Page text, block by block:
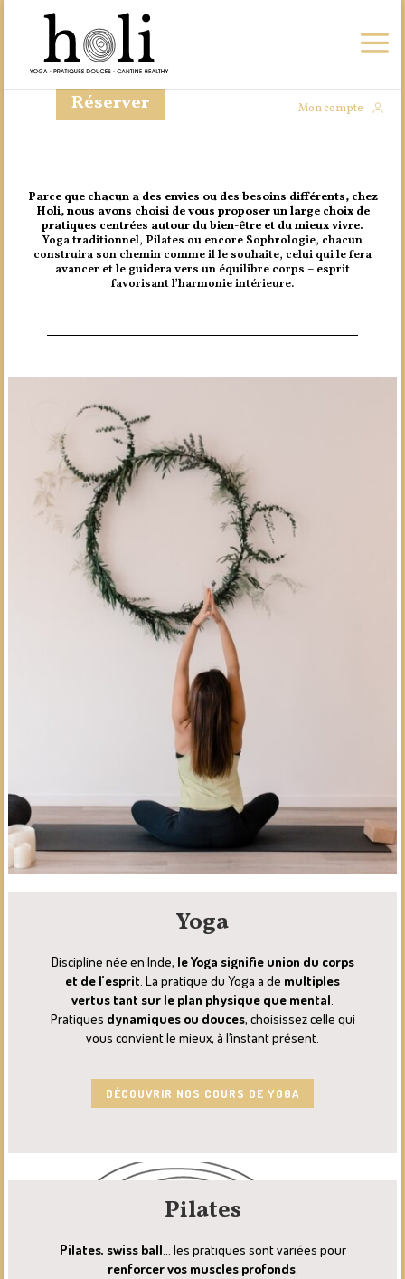
Réserver Mon compte
Parce que chacun a des envies ou des besoins différents, chez
Holi, nous avons choisi de vous proposer un large choix de
pratiques centrées autour du bien-être et du mieux vivre.
Yoga traditionnel, Pilates ou encore Sophrologie, chacun
construira son chemin comme il le souhaite, celui qui le fera
avancer et le guidera vers un équilibre corps – esprit
favorisant l’harmonie intérieure.
Yoga
Discipline née en Inde, le Yoga signifie union du corps
et de l’esprit. La pratique du Yoga a de multiples
vertus tant sur le plan physique que mental.
Pratiques dynamiques ou douces, choisissez celle qui
vous convient le mieux, à l’instant présent.
DÉCOUVRIR NOS COURS DE YOGA
Pilates
Pilates, swiss ball… les pratiques sont variées pour
renforcer vos muscles profonds.